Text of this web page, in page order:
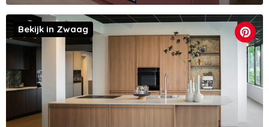
Bekijk in Zwaag